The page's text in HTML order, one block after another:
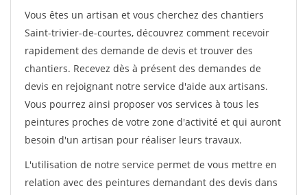
Vous êtes un artisan et vous cherchez des chantiers
Saint-trivier-de-courtes, découvrez comment recevoir
rapidement des demande de devis et trouver des
chantiers. Recevez dès à présent des demandes de
devis en rejoignant notre service d'aide aux artisans.
Vous pourrez ainsi proposer vos services à tous les
peintures proches de votre zone d'activité et qui auront
besoin d'un artisan pour réaliser leurs travaux.
L'utilisation de notre service permet de vous mettre en
relation avec des peintures demandant des devis dans